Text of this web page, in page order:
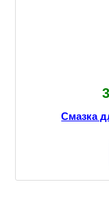
Смазка